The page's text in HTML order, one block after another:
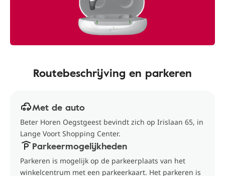
Routebeschrijving en parkeren
Met de auto
Beter Horen Oegstgeest bevindt zich op Irislaan 65, in
Lange Voort Shopping Center.
Parkeermogelijkheden
Parkeren is mogelijk op de parkeerplaats van het
winkelcentrum met een parkeerkaart. Het parkeren is